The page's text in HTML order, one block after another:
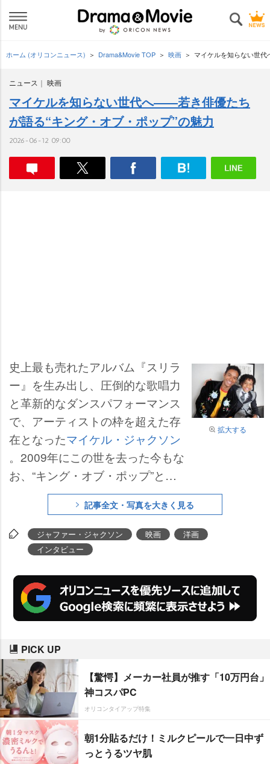
ホーム (オリコンニュース) Drama&Movie TOP 映画 マイケルを知らない世
ニュース 映画
マイケルを知らない世代へ――若き俳優たち
が語る“キング・オブ・ポップ”の魅力
2026-06-12 09:00
拡大する
史上最も売れたアルバム『スリラ
ー』を生み出し、圧倒的な歌唱力
と革新的なダンスパフォーマンス
で、アーティストの枠を超えた存
在となったマイケル・ジャクソン
。2009年にこの世を去った今もな
お、“キング・オブ・ポップ”とし
て世界中の人々を魅了し続けてい
記事全文・写真を大きく見る
ジャファー・ジャクソン 映画
洋画
インタビュー
PICK UP
【驚愕】メーカー社員が推す「10万円台」
神コスパPC
オリコンタイアップ特集
朝1分貼るだけ！ミルクピールで一日中ず
っとうるツヤ肌